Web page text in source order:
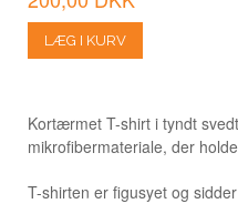
LÆG I KURV
Kortærmet T-shirt i tyndt
mikrofibermateriale, der
T-shirten er figusyet og